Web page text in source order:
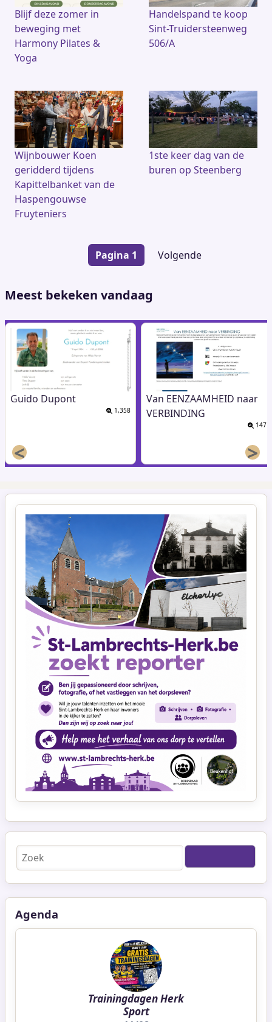
Blijf deze zomer in
beweging met
Harmony Pilates &
Yoga
Handelspand te koop
Sint-Truidersteenweg
506/A
Wijnbouwer Koen
geridderd tijdens
Kapittelbanket van de
Haspengouwse
Fruyteniers
1ste keer dag van de
buren op Steenberg
Pagina 1
Volgende
Volgende
Meest bekeken vandaag
Guido Dupont
1,358
Van EENZAAMHEID naar
VERBINDING
147
< >
Zoeken
Agenda
Trainingdagen Herk
Sport